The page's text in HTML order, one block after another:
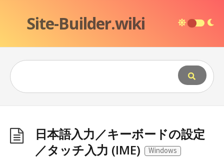
Site-Builder.wiki
日本語入力／キーボードの設定
／タッチ入力 (IME)
Windows